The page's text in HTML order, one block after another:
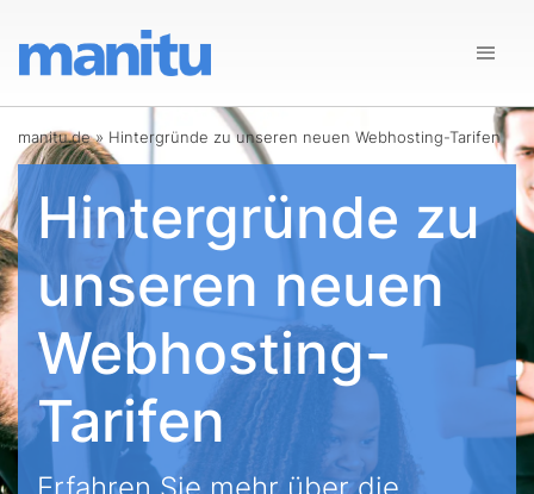
manitu.de» Hintergründe zu unseren neuen Webhosting-Tarifen
Hintergründe zu
unseren neuen
Webhosting-
Tarifen